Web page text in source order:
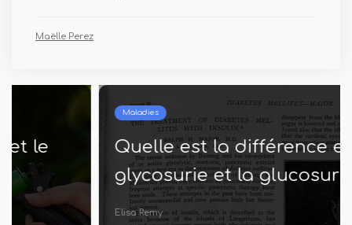
Maëlle Perez
Quelle est la différence entre la
glycosurie et la glucosurie
Elisa Remy